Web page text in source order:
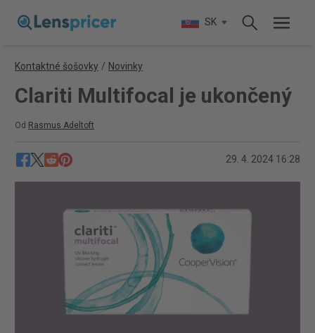
SK
Kontaktné šošovky / Novinky
Clariti Multifocal je ukončený
Od Rasmus Adeltoft
29. 4. 2024 16:28